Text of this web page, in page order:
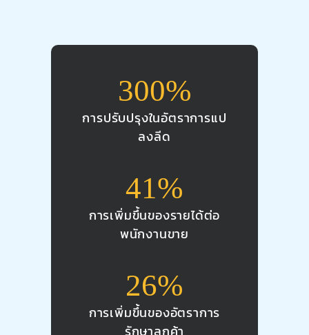
300%
การปรับปรุงในอัตราการแป
ลงลีด
41%
การเพิ่มขึ้นของรายได้ต่อ
พนักงานขาย
26%
การเพิ่มขึ้นของอัตราการ
รักษาลูกค้า